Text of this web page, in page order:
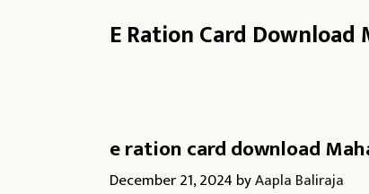
E Ration Card
e ration card download
December 21, 2024 byAapla Baliraja